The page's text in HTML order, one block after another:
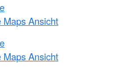
Maps Ansicht
Maps Ansicht